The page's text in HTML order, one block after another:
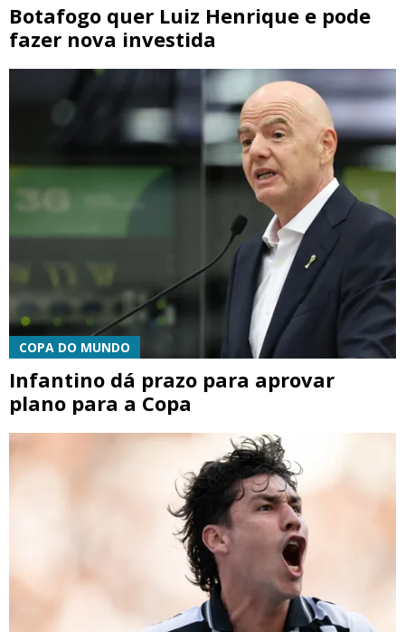
Botafogo quer Luiz Henrique e pode
fazer nova investida
COPA DO MUNDO
Infantino dá prazo para aprovar
plano para a Copa